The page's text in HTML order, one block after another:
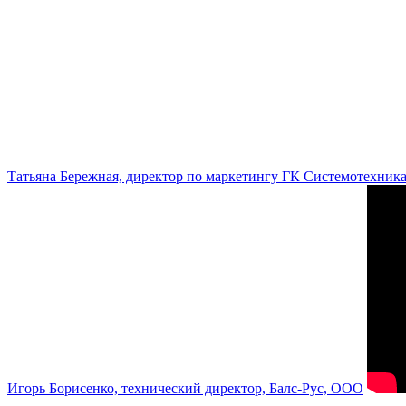
Татьяна Бережная, директор по маркетингу ГК Системотехника
Игорь Борисенко, технический директор, Балс-Рус, ООО